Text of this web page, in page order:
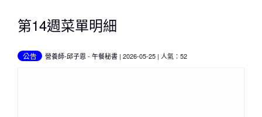
第14週菜單明細
公告 營養師-邱子恩 - 午餐秘書 | 2026-05-25 | 人氣：52